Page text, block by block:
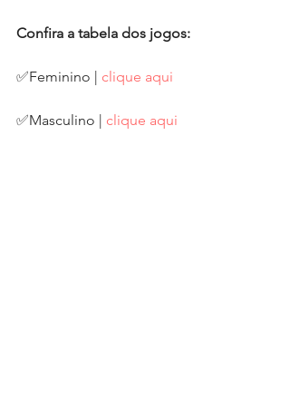
Confira a tabela dos jogos:
✅Feminino | clique aqui
✅Masculino | clique aqui